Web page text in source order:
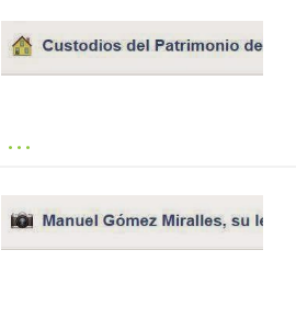
...